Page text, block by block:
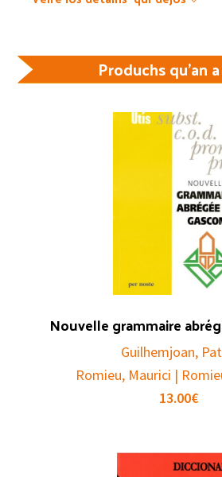
Produchs qu'an
Nouvelle grammaire
Guilhemjoan,
Romieu, Maurici |
13.00€